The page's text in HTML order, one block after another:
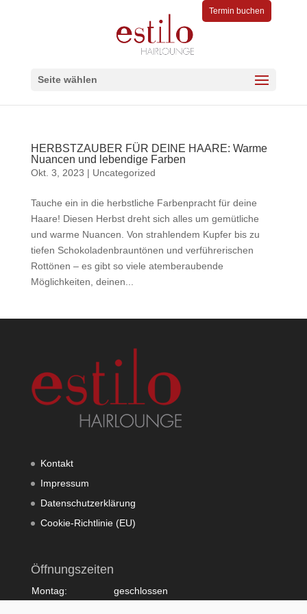
Termin buchen
Seite wählen
HERBSTZAUBER FÜR DEINE HAARE: Warme
Nuancen und lebendige Farben
Okt. 3, 2023 | Uncategorized
Tauche ein in die herbstliche Farbenpracht für deine
Haare! Diesen Herbst dreht sich alles um gemütliche
und warme Nuancen. Von strahlendem Kupfer bis zu
tiefen Schokoladenbrauntönen und verführerischen
Rottönen – es gibt so viele atemberaubende
Möglichkeiten, deinen...
Kontakt
Impressum
Datenschutzerklärung
Cookie-Richtlinie (EU)
Öffnungszeiten
Montag:
geschlossen